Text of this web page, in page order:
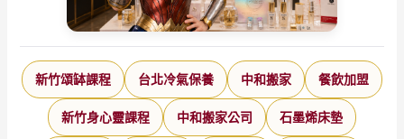
新竹頌缽課程 台北冷氣保養 中和搬家 餐飲加盟
新竹身心靈課程 中和搬家公司 石墨烯床墊